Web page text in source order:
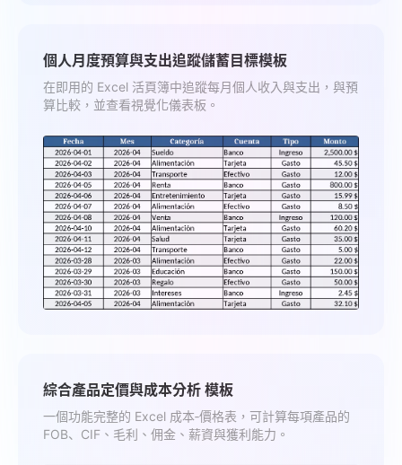
個人月度預算與支出追蹤儲蓄目標模板
在即用的 Excel 活頁簿中追蹤每月個人收入與支出，與預
算比較，並查看視覺化儀表板。
綜合產品定價與成本分析 模板
一個功能完整的 Excel 成本‑價格表，可計算每項產品的
FOB、CIF、毛利、佣金、薪資與獲利能力。